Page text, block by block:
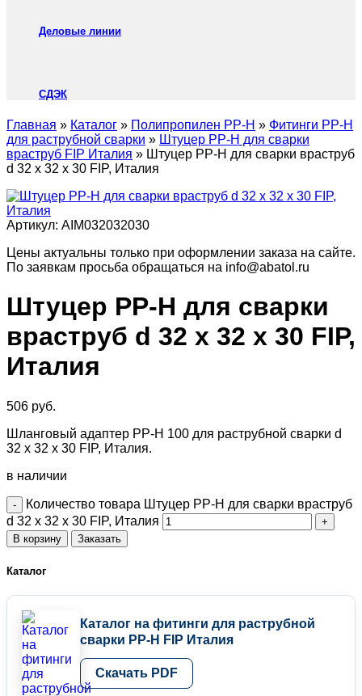
Деловые линии
СДЭК
Главная » Каталог » Полипропилен PP-H » Фитинги PP-H
для раструбной сварки » Штуцер PP-H для сварки
враструб FIP Италия » Штуцер PP-H для сварки враструб
d 32 х 32 х 30 FIP, Италия
Артикул: AIM032032030
Цены актуальны только при оформлении заказа на сайте.
По заявкам просьба обращаться на info@abatol.ru
Штуцер PP-H для сварки
враструб d 32 х 32 х 30 FIP,
Италия
506 руб.
Шланговый адаптер PP-H 100 для раструбной сварки d
32 х 32 х 30 FIP, Италия.
в наличии
Количество товара Штуцер PP-H для сварки враструб
d 32 х 32 х 30 FIP, Италия
В корзину Заказать
Каталог
Каталог на фитинги для раструбной
сварки PP-H FIP Италия
Скачать PDF